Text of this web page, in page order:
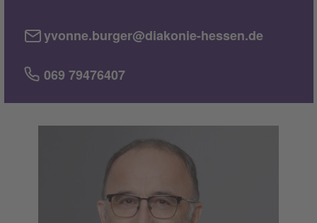
yvonne.burger@diakonie-hessen.de
069 79476407